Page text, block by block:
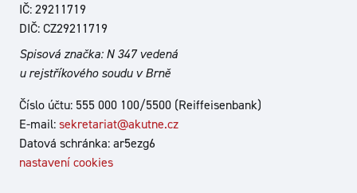
IČ: 29211719
DIČ: CZ29211719
Spisová značka: N 347 vedená
u rejstříkového soudu v Brně
Číslo účtu: 555 000 100/5500 (Reiffeisenbank)
E-mail:sekretariat@akutne.cz
Datová schránka: ar5ezg6
nastavení cookies